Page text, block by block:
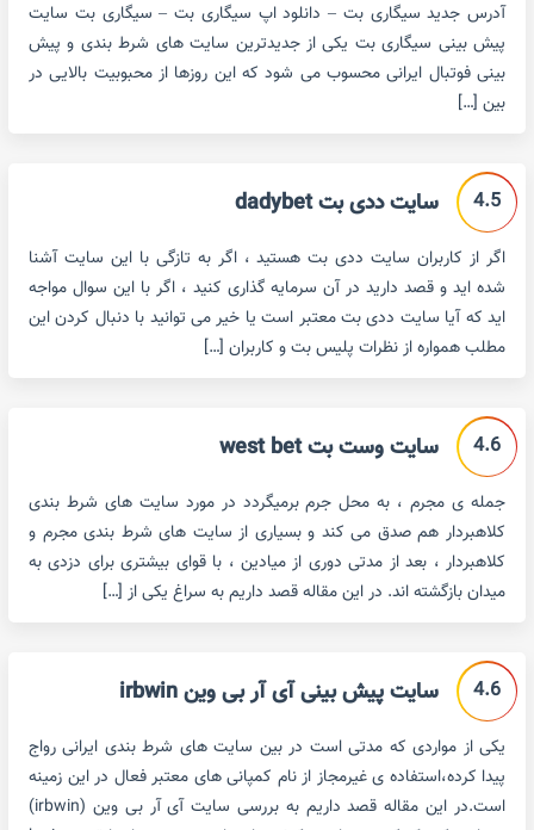
آدرس جدید سیگاری بت – دانلود اپ سیگاری بت – سیگاری بت سایت
پیش بینی سیگاری بت یکی از جدیدترین سایت های شرط بندی و پیش
بینی فوتبال ایرانی محسوب می شود که این روزها از محبوبیت بالایی در
بین […]
4.5 سایت ددی بت dadybet
اگر از کاربران سایت ددی بت هستید ، اگر به تازگی با این سایت آشنا
شده اید و قصد دارید در آن سرمایه گذاری کنید ، اگر با این سوال مواجه
اید که آیا سایت ددی بت معتبر است یا خیر می توانید با دنبال کردن این
مطلب همواره از نظرات پلیس بت و کاربران […]
4.6 سایت وست بت west bet
جمله ی مجرم ، به محل جرم برمیگردد در مورد سایت های شرط بندی
کلاهبردار هم صدق می کند و بسیاری از سایت های شرط بندی مجرم و
کلاهبردار ، بعد از مدتی دوری از میادین ، با قوای بیشتری برای دزدی به
میدان بازگشته اند. در این مقاله قصد داریم به سراغ یکی از […]
4.6 سایت پیش بینی آی آر بی وین irbwin
یکی از مواردی که مدتی است در بین سایت های شرط بندی ایرانی رواج
پیدا کرده،استفاده ی غیرمجاز از نام کمپانی های معتبر فعال در این زمینه
است.در این مقاله قصد داریم به بررسی سایت آی آر بی وین (irbwin)